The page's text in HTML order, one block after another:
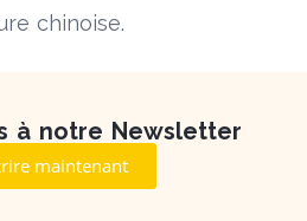
chinoise.
à notre Newsletter
maintenant